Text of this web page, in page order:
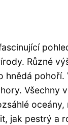
Různé
pohoří.
Všechny
oceány,
jak pestrý a